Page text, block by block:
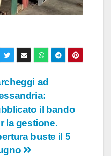
ad
il bando
la gestione.
buste il 5